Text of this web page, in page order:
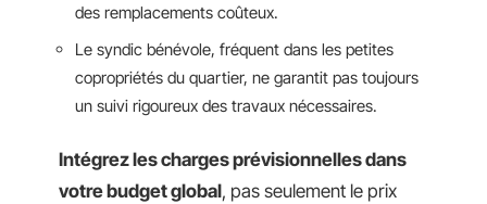
des remplacements coûteux.
Le syndic bénévole, fréquent dans les petites
copropriétés du quartier, ne garantit pas toujours
un suivi rigoureux des travaux nécessaires.
Intégrez les charges prévisionnelles dans
votre budget global, pas seulement le prix